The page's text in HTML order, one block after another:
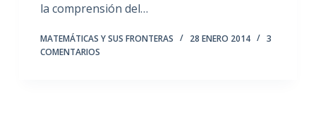
la comprensión del…
MATEMÁTICAS Y SUS FRONTERAS 28 ENERO 2014
3
COMENTARIOS